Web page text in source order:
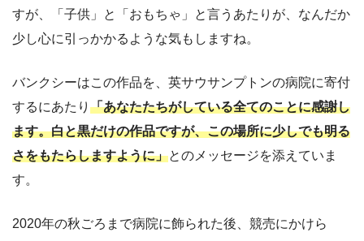
すが、「子供」と「おもちゃ」と言うあたりが、なんだか
少し心に引っかかるような気もしますね。
バンクシーはこの作品を、英サウサンプトンの病院に寄付
するにあたり 「あなたたちがしている全てのことに感謝し
ます。白と黒だけの作品ですが、この場所に少しでも明る
さをもたらしますように」とのメッセージを添えていま
す。
2020年の秋ごろまで病院に飾られた後、競売にかけら